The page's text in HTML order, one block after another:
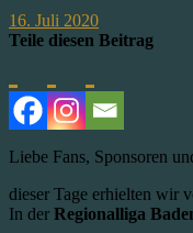
16. Juli 2020
Teile diesen Beitrag
Liebe Fans, Sponsoren
dieser Tage erhielten wir
In der Regionalliga